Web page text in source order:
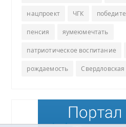
нацпроект ЧГК
пенсия яумеюмечтать
патриотическое воспитание
рождаемость